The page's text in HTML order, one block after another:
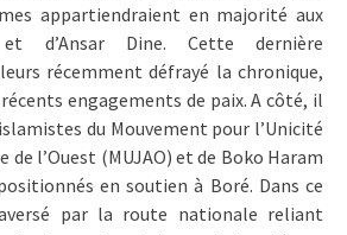
appartiendraient en majorité aux
et d’Ansar Dine. Cette dernière
récemment défrayé la chronique,
engagements de paix. A côté, il
du Mouvement pour l’Unicité
de l’Ouest (MUJAO) et de Boko Haram
en soutien à Boré. Dans ce
par la route nationale reliant